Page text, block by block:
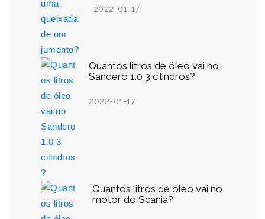
2022-01-17
Quantos litros de óleo vai no
Sandero 1.0 3 cilindros?
2022-01-17
Quantos litros de óleo vai no
motor do Scania?